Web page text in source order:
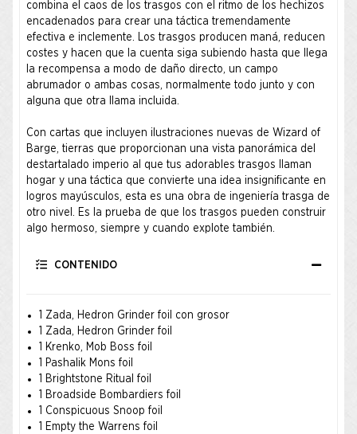
combina el caos de los trasgos con el ritmo de los hechizos
encadenados para crear una táctica tremendamente
efectiva e inclemente. Los trasgos producen maná, reducen
costes y hacen que la cuenta siga subiendo hasta que llega
la recompensa a modo de daño directo, un campo
abrumador o ambas cosas, normalmente todo junto y con
alguna que otra llama incluida.
Con cartas que incluyen ilustraciones nuevas de Wizard of
Barge, tierras que proporcionan una vista panorámica del
destartalado imperio al que tus adorables trasgos llaman
hogar y una táctica que convierte una idea insignificante en
logros mayúsculos, esta es una obra de ingeniería trasga de
otro nivel. Es la prueba de que los trasgos pueden construir
algo hermoso, siempre y cuando explote también.
CONTENIDO
1 Zada, Hedron Grinder foil con grosor
1 Zada, Hedron Grinder foil
1 Krenko, Mob Boss foil
1 Pashalik Mons foil
1 Brightstone Ritual foil
1 Broadside Bombardiers foil
1 Conspicuous Snoop foil
1 Empty the Warrens foil